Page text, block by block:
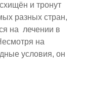
и тронут
разных стран,
на лечении в
на
условия, он